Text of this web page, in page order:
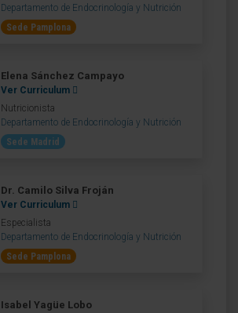
Departamento de Endocrinología y Nutrición
Sede Pamplona
Elena Sánchez Campayo
Ver Curriculum
Nutricionista
Departamento de Endocrinología y Nutrición
Sede Madrid
Dr. Camilo Silva Froján
Ver Curriculum
Especialista
Departamento de Endocrinología y Nutrición
Sede Pamplona
Isabel Yagüe Lobo